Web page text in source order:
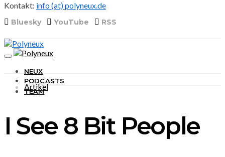
Kontakt: info (at) polyneux.de
Bluesky YouTube RSS
NEUX
PODCASTS
TEAM
Artikel
I See 8 Bit People